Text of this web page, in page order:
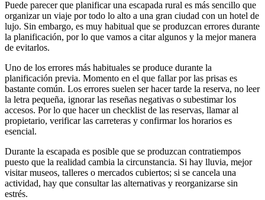
Puede parecer que planificar una escapada rural es más sencillo que
organizar un viaje por todo lo alto a una gran ciudad con un hotel de
lujo. Sin embargo, es muy habitual que se produzcan errores durante
la planificación, por lo que vamos a citar algunos y la mejor manera
de evitarlos.
Uno de los errores más habituales se produce durante la
planificación previa. Momento en el que fallar por las prisas es
bastante común. Los errores suelen ser hacer tarde la reserva, no leer
la letra pequeña, ignorar las reseñas negativas o subestimar los
accesos. Por lo que hacer un checklist de las reservas, llamar al
propietario, verificar las carreteras y confirmar los horarios es
esencial.
Durante la escapada es posible que se produzcan contratiempos
puesto que la realidad cambia la circunstancia. Si hay lluvia, mejor
visitar museos, talleres o mercados cubiertos; si se cancela una
actividad, hay que consultar las alternativas y reorganizarse sin
estrés.